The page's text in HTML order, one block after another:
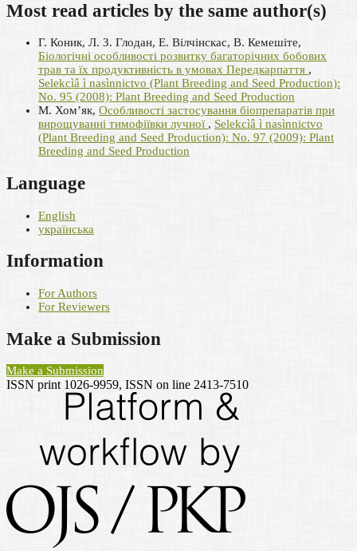
Most read articles by the same author(s)
Г. Коник, Л. З. Глодан, Е. Вілчінскас, В. Кемешіте,
Біологічні особливості розвитку багаторічних бобових
трав та їх продуктивність в умовах Передкарпаття ,
Selekcìâ ì nasìnnictvo (Plant Breeding and Seed Production):
No. 95 (2008): Plant Breeding and Seed Production
М. Хом’як, Особливості застосування біопрепаратів при
вирощуванні тимофіївки лучної , Selekcìâ ì nasìnnictvo
(Plant Breeding and Seed Production): No. 97 (2009): Plant
Breeding and Seed Production
Language
English
українська
Information
For Authors
For Reviewers
Make a Submission
Make a Submission
ISSN print 1026-9959, ISSN on line 2413-7510